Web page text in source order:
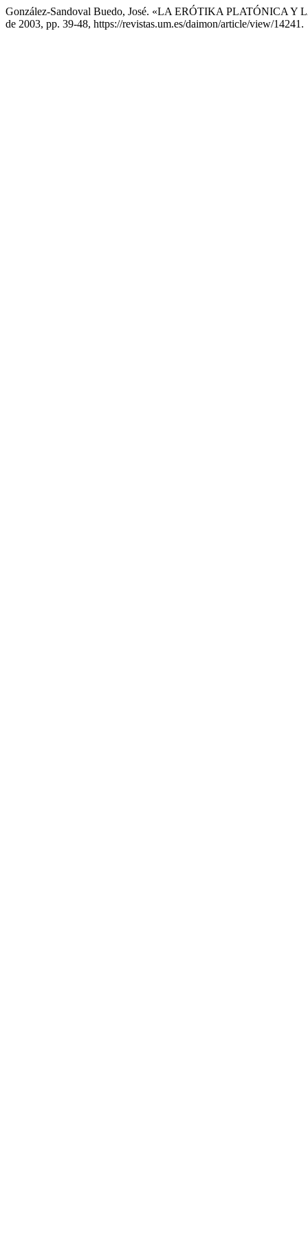
González-Sandoval Buedo, José. «LA ERÓTIKA PLATÓNICA
de 2003, pp. 39-48, https://revistas.um.es/daimon/article/view/14241.